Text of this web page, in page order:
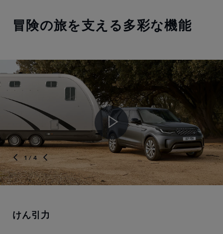
冒険の旅を支える多彩な機能
1/ 4
けん引力